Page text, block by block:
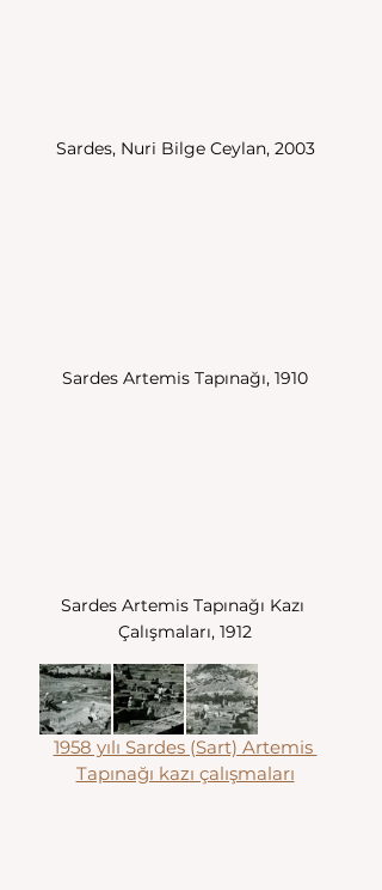
Sardes, Nuri Bilge Ceylan, 2003
Sardes Artemis Tapınağı, 1910
Sardes Artemis Tapınağı Kazı
Çalışmaları, 1912
1958 yılı Sardes (Sart) Artemis
Tapınağı kazı çalışmaları